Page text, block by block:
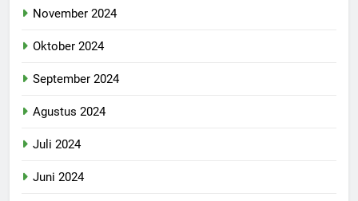
November 2024
Oktober 2024
September 2024
Agustus 2024
Juli 2024
Juni 2024